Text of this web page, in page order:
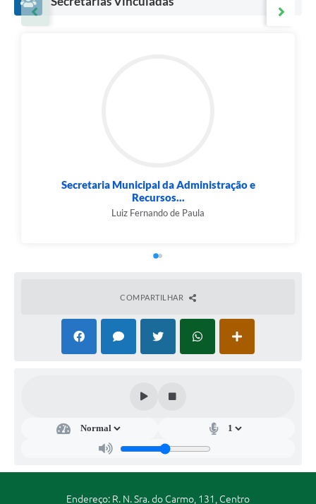
Secretaria Municipal da Administração e
Recursos...
Luiz Fernando de Paula
COMPARTILHAR
Endereço: R. N. Sra. do Carmo, 131, Centro